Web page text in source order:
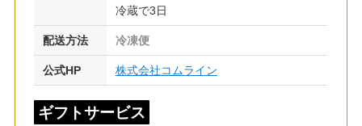
冷蔵で3日
配送方法 冷凍便
公式HP 株式会社コムライン
ギフトサービス